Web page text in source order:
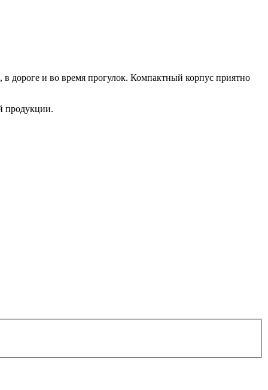
в дороге и во время прогулок. Компактный корпус приятно
продукции.